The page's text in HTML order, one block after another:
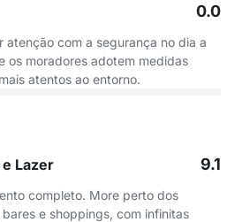
0.0
atenção com a segurança no dia a
os moradores adotem medidas
atentos ao entorno.
Lazer 9.1
completo. More perto dos
e shoppings, com infinitas